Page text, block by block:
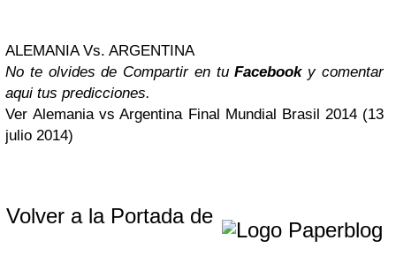
ALEMANIA Vs. ARGENTINA
No te olvides de Compartir en tuFacebooky comentar
aqui tus predicciones.
Ver Alemania vs Argentina Final Mundial Brasil 2014 (13
julio 2014)
Volver a la Portada de